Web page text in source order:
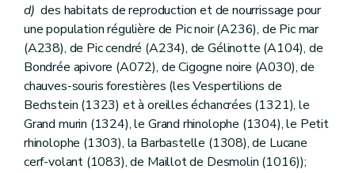
d) des habitats de reproduction et de nourrissage pour
une population régulière de Pic noir (A236), de Pic mar
(A238), de Pic cendré (A234), de Gélinotte (A104), de
Bondrée apivore (A072), de Cigogne noire (A030), de
chauves-souris forestières (les Vespertilions de
Bechstein (1323) et à oreilles échancrées (1321), le
Grand murin (1324), le Grand rhinolophe (1304), le Petit
rhinolophe (1303), la Barbastelle (1308), de Lucane
cerf-volant (1083), de Maillot de Desmolin (1016));